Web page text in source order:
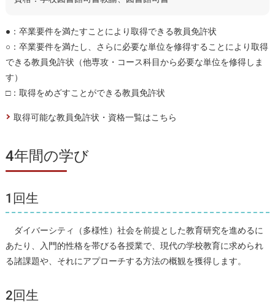
●：卒業要件を満たすことにより取得できる教員免許状
○：卒業要件を満たし、さらに必要な単位を修得することにより取得
できる教員免許状（他専攻・コース科目から必要な単位を修得しま
す）
□：取得をめざすことができる教員免許状
取得可能な教員免許状・資格一覧はこちら
4年間の学び
1回生
ダイバーシティ（多様性）社会を前提とした教育研究を進めるに
あたり、入門的性格を帯びる各授業で、現代の学校教育に求められ
る諸課題や、それにアプローチする方法の概観を獲得します。
2回生